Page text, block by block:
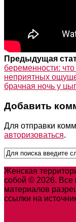
Предыдущая
беременности:
неприятных
брачная ночь у
Добавить
Для отправки
авторизоваться.
Женская
собой © 2026.
материалов
ссылки на